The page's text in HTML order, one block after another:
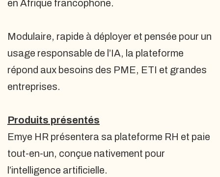
en Afrique francophone.
Modulaire, rapide à déployer et pensée pour un
usage responsable de l’IA, la plateforme
répond aux besoins des PME, ETI et grandes
entreprises.
Produits présentés
Emye HR présentera sa plateforme RH et paie
tout-en-un, conçue nativement pour
l’intelligence artificielle.